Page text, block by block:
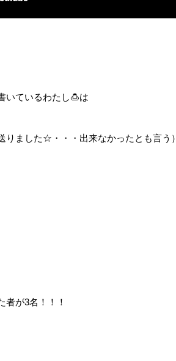
いているわたし🍮は
ました☆・・・出来なかったとも言う）
者が3名！！！